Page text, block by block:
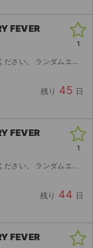
FEVER
、公演中止以外の返品不可。
残り 45 日
1
FEVER
、公演中止以外の返品不可。
残り 44 日
1
FEVER